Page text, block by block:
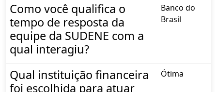
Como você qualifica o
tempo de resposta da
equipe da SUDENE com a
qual interagiu?
Banco do
Brasil
Qual instituição financeira
foi escolhida para atuar
Ótima